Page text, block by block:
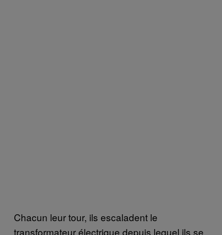
Chacun leur tour, ils escaladent le
transformateur électrique depuis lequel ils se